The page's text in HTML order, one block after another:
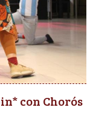
con Chorós